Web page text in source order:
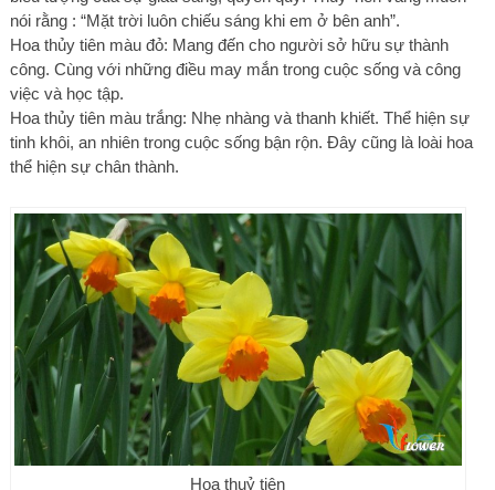
nói rằng : “Mặt trời luôn chiếu sáng khi em ở bên anh”.
Hoa thủy tiên màu đỏ: Mang đến cho người sở hữu sự thành
công. Cùng với những điều may mắn trong cuộc sống và công
việc và học tập.
Hoa thủy tiên màu trắng: Nhẹ nhàng và thanh khiết. Thể hiện sự
tinh khôi, an nhiên trong cuộc sống bận rộn. Đây cũng là loài hoa
thể hiện sự chân thành.
Hoa thuỷ tiên